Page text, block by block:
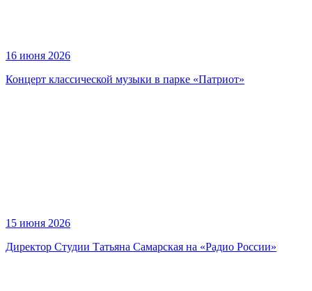
16 июня 2026
Концерт классической музыки в парке «Патриот»
15 июня 2026
Директор Студии Татьяна Самарская на «Радио России»